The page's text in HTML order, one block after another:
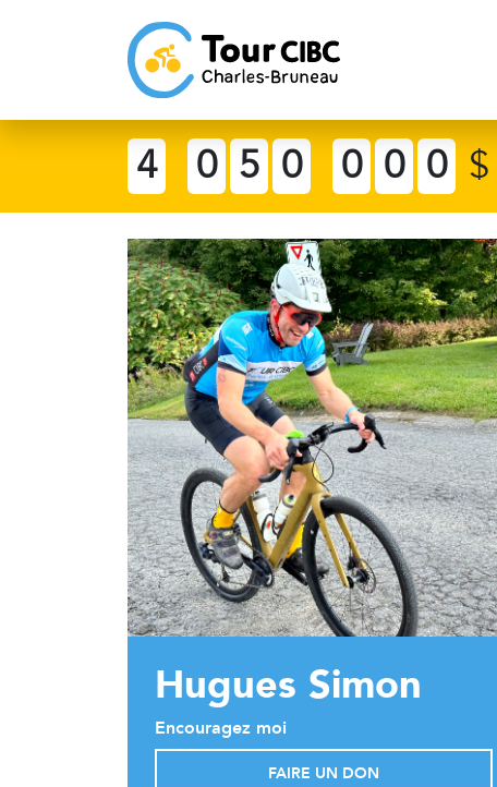
4 0 5 0 0 0 0 $
Hugues Simon
Encouragez moi
FAIRE UN DON